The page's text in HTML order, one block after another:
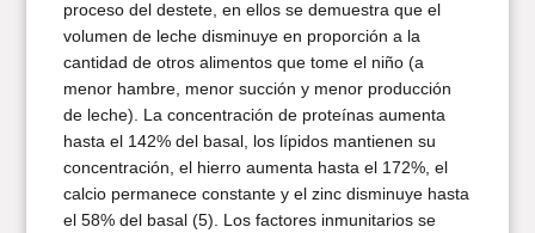
proceso del destete, en ellos se demuestra que el
volumen de leche disminuye en proporción a la
cantidad de otros alimentos que tome el niño (a
menor hambre, menor succión y menor producción
de leche). La concentración de proteínas aumenta
hasta el 142% del basal, los lípidos mantienen su
concentración, el hierro aumenta hasta el 172%, el
calcio permanece constante y el zinc disminuye hasta
el 58% del basal (5). Los factores inmunitarios se